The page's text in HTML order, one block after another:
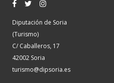
Diputación de Soria
(Turismo)
C/ Caballeros, 17
42002 Soria
turismo@dipsoria.es